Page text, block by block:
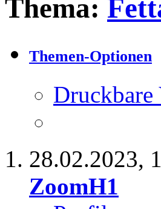
Ergebnis 1 bis
Thema:
Themen-Optionen
Druckbare